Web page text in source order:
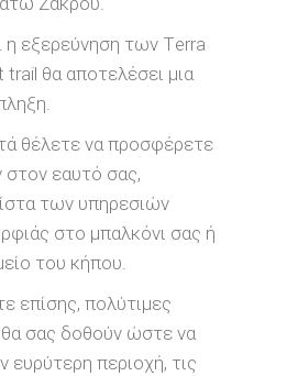
η εξερεύνηση των Τerra
trail θα αποτελέσει μια
θέλετε να προσφέρετε
στον εαυτό σας,
των υπηρεσιών
στο μπαλκόνι σας ή
του κήπου.
επίσης, πολύτιμες
σας δοθούν ώστε να
ευρύτερη περιοχή, τις